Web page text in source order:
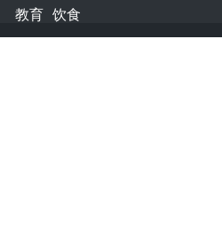
教育 饮食